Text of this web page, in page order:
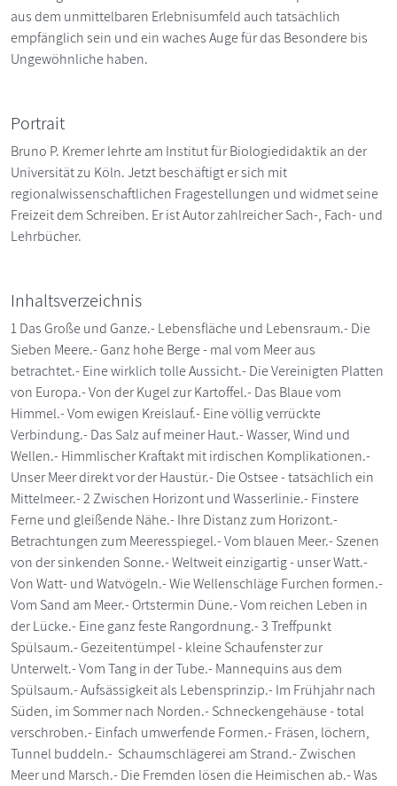
aus dem unmittelbaren Erlebnisumfeld auch tatsächlich
empfänglich sein und ein waches Auge für das Besondere bis
Ungewöhnliche haben.
Portrait
Bruno P. Kremer lehrte am Institut für Biologiedidaktik an der
Universität zu Köln. Jetzt beschäftigt er sich mit
regionalwissenschaftlichen Fragestellungen und widmet seine
Freizeit dem Schreiben. Er ist Autor zahlreicher Sach-, Fach- und
Lehrbücher.
Inhaltsverzeichnis
1 Das Große und Ganze.- Lebensfläche und Lebensraum.- Die
Sieben Meere.- Ganz hohe Berge - mal vom Meer aus
betrachtet.- Eine wirklich tolle Aussicht.- Die Vereinigten Platten
von Europa.- Von der Kugel zur Kartoffel.- Das Blaue vom
Himmel.- Vom ewigen Kreislauf.- Eine völlig verrückte
Verbindung.- Das Salz auf meiner Haut.- Wasser, Wind und
Wellen.- Himmlischer Kraftakt mit irdischen Komplikationen.-
Unser Meer direkt vor der Haustür.- Die Ostsee - tatsächlich ein
Mittelmeer.- 2 Zwischen Horizont und Wasserlinie.- Finstere
Ferne und gleißende Nähe.- Ihre Distanz zum Horizont.-
Betrachtungen zum Meeresspiegel.- Vom blauen Meer.- Szenen
von der sinkenden Sonne.- Weltweit einzigartig - unser Watt.-
Von Watt- und Watvögeln.- Wie Wellenschläge Furchen formen.-
Vom Sand am Meer.- Ortstermin Düne.- Vom reichen Leben in
der Lücke.- Eine ganz feste Rangordnung.- 3 Treffpunkt
Spülsaum.- Gezeitentümpel - kleine Schaufenster zur
Unterwelt.- Vom Tang in der Tube.- Mannequins aus dem
Spülsaum.- Aufsässigkeit als Lebensprinzip.- Im Frühjahr nach
Süden, im Sommer nach Norden.- Schneckengehäuse - total
verschroben.- Einfach umwerfende Formen.- Fräsen, löchern,
Tunnel buddeln.- Schaumschlägerei am Strand.- Zwischen
Meer und Marsch.- Die Fremden lösen die Heimischen ab.- Was